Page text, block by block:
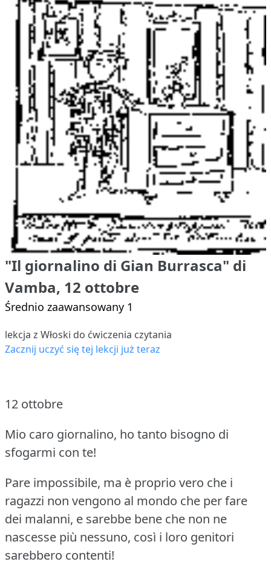
"Il giornalino di Gian Burrasca" di
Vamba, 12 ottobre
Średnio zaawansowany 1
lekcja z Włoski do ćwiczenia czytania
Zacznij uczyć się tej lekcji już teraz
12 ottobre
Mio caro giornalino, ho tanto bisogno di
sfogarmi con te!
Pare impossibile, ma è proprio vero che i
ragazzi non vengono al mondo che per fare
dei malanni, e sarebbe bene che non ne
nascesse più nessuno, così i loro genitori
sarebbero contenti!